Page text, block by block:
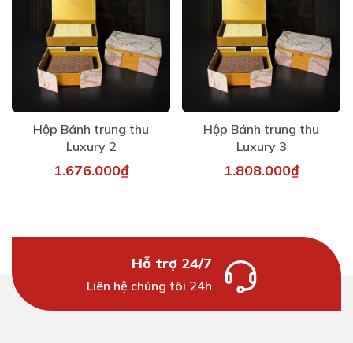
Hộp Bánh trung thu
Luxury 2
1.676.000₫
Hộp Bánh trung thu
Luxury 3
1.808.000₫
Hỗ trợ 24/7
Liên hệ chúng tôi 24h